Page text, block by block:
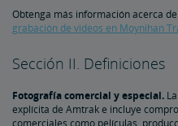
Boletines Mecánicos para los
Obtenga más información acerca
grabación de videos en Moynihan
Sección II. Definiciones
Fotografía comercial y especial.
explícita de Amtrak e incluye
comerciales como películas,